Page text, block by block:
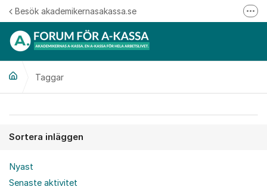
Hoppa till innehåll
Besök akademikernasakassa.se
Taggar
Sortera inläggen
Nyast
Senaste aktivitet